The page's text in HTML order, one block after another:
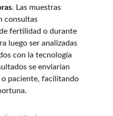
. Las muestras
consultas
fertilidad o durante
luego ser analizadas
con la tecnología
se enviarían
paciente, facilitando